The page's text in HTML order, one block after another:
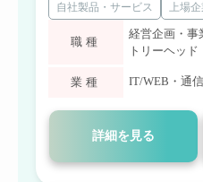
自社製品・サービス
上場
職種
経営企画・事
トリーヘッド
業種 IT/WEB・通
詳細を見る